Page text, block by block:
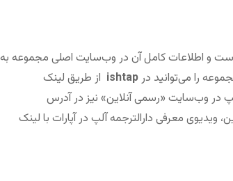
و اطلاعات کامل آن در وب‌سایت اصلی مجموعه به
را می‌توانید درishtap از طریق لینک
در وب‌سایت «رسمی آنلاین» نیز در آدرس
معرفی دارالترجمه آلپ در آپارات با لینک